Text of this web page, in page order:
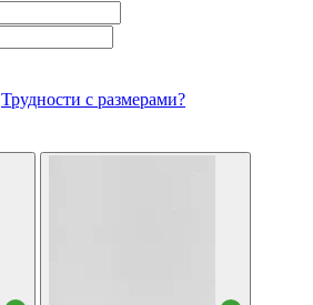
Трудности с размерами?